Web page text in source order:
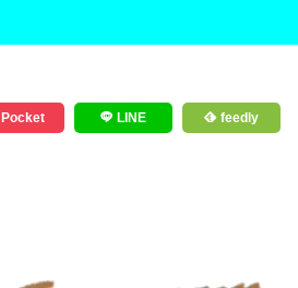
Pocket LINE feedly